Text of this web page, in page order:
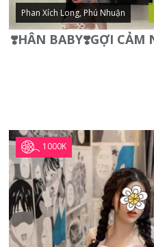
Phan Xích Long, Phú Nhuận
1000K